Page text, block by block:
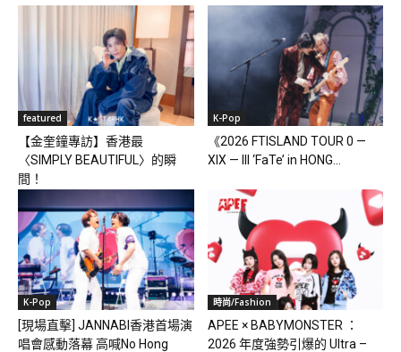
featured
【金奎鐘專訪】香港最
〈SIMPLY BEAUTIFUL〉的瞬
間！
K-Pop
《2026 FTISLAND TOUR 0 —
XIX — III ‘FaTe’ in HONG...
K-Pop
[現場直擊] JANNABI香港首場演
唱會感動落幕 高喊No Hong
時尚/Fashion
APEE × BABYMONSTER ：
2026 年度強勢引爆的 Ultra –